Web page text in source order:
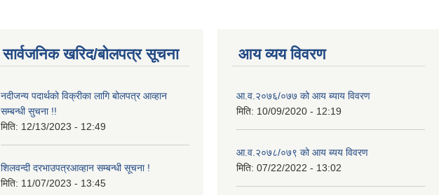
सार्वजनिक खरिद/बोलपत्र सूचना
नदीजन्य पदार्थको विक्रीका लागि बोलपत्र आव्हान
सम्बन्धी सुचना !!
मिति: 12/13/2023 - 12:49
शिलवन्दी दरभाउपत्रआव्हान सम्बन्धी सूचना !
मिति: 11/07/2023 - 13:45
आय व्यय विवरण
आ.व.२०७६/०७७ को आय ब्याय विवरण
मिति: 10/09/2020 - 12:19
आ.व.२०७८/०७९ को आय ब्यय विवरण
मिति: 07/22/2022 - 13:02